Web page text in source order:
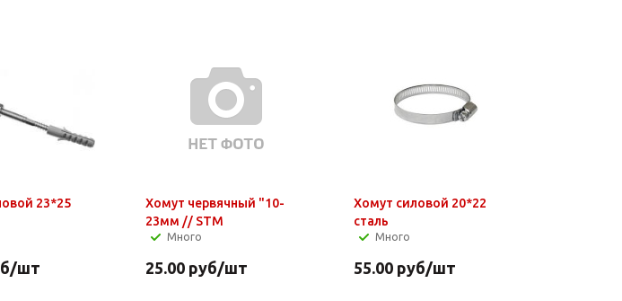
23*25
/шт
Хомут червячный "10-
23мм // STM
Много
25.00 руб/шт
Хомут силовой 20*22
сталь
Много
55.00руб/шт